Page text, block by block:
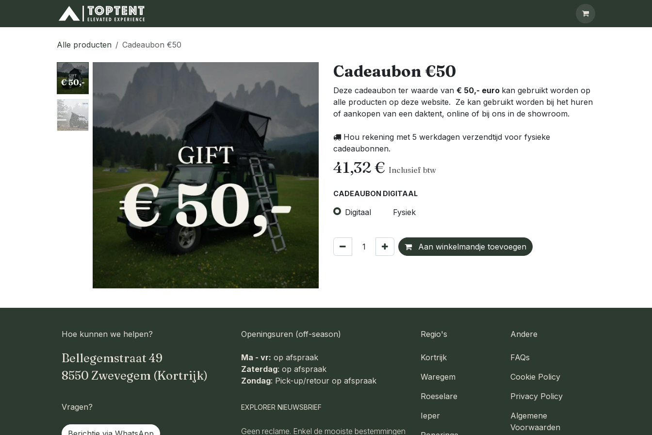
Overslaan naar inhoud
Alle producten Cadeaubon €50
Cadeaubon €50
Deze cadeaubon ter waarde van € 50,- euro kan gebruikt worden op
alle producten op deze website. Ze kan gebruikt worden bij het huren
of aankopen van een daktent, online of bij ons in de showroom.
Hou rekening met 5 werkdagen verzendtijd voor fysieke
cadeaubonnen.
41,32€ Inclusief btw
CADEAUBON DIGITAAL
Digitaal Fysiek
Aan winkelmandje toevoegen
Hoe kunnen we helpen?
Bellegemstraat 49
8550 Zwevegem (Kortrijk)
Vragen?
Openingsuren (off-season)
Ma - vr: op afspraak
Zaterdag: op afspraak
Zondag: Pick-up/retour op afspraak
EXPLORER NIEUWSBRIEF
Geen reclame. Enkel de mooiste bestemmingen
Andere
FAQs
Cookie Policy
Privacy Policy
Algemene
Voorwaarden
Regio's
Kortrijk
Waregem
Roeselare
Ieper